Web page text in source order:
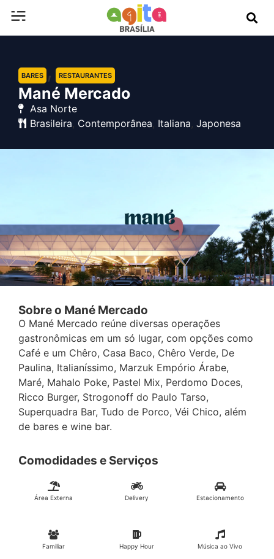
BARES , RESTAURANTES
Mané Mercado
Asa Norte
Brasileira, Contemporânea, Italiana, Japonesa
Sobre o Mané Mercado
O Mané Mercado reúne diversas operações
gastronômicas em um só lugar, com opções como
Café e um Chêro, Casa Baco, Chêro Verde, De
Paulina, Italianíssimo, Marzuk Empório Árabe,
Maré, Mahalo Poke, Pastel Mix, Perdomo Doces,
Ricco Burger, Strogonoff do Paulo Tarso,
Superquadra Bar, Tudo de Porco, Véi Chico, além
de bares e wine bar.
Comodidades e Serviços
Área Externa Delivery Estacionamento
Familiar Happy Hour Música ao Vivo